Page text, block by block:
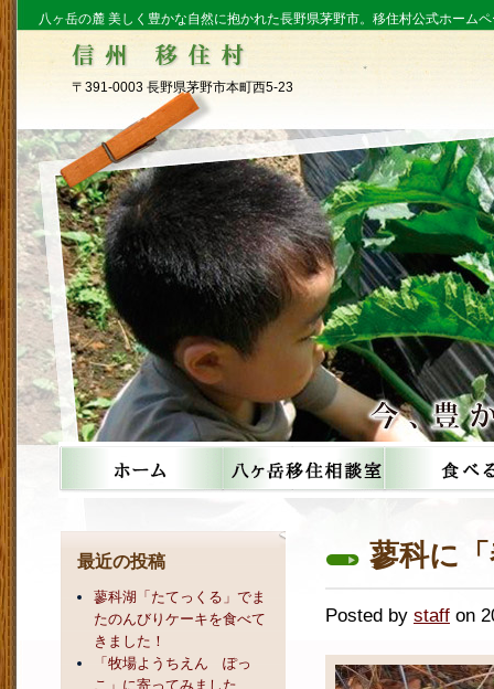
八ヶ岳の麓 美しく豊かな自然に抱かれた長野県茅野市。移住村公式ホーム
〒391-0003 長野県茅野市本町西5-23
蓼科に
Posted by staff on
最近の投稿
蓼科湖「たてっくる」でま
たのんびりケーキを食べて
きました！
「牧場ようちえん ぽっ
こ」に寄ってみました